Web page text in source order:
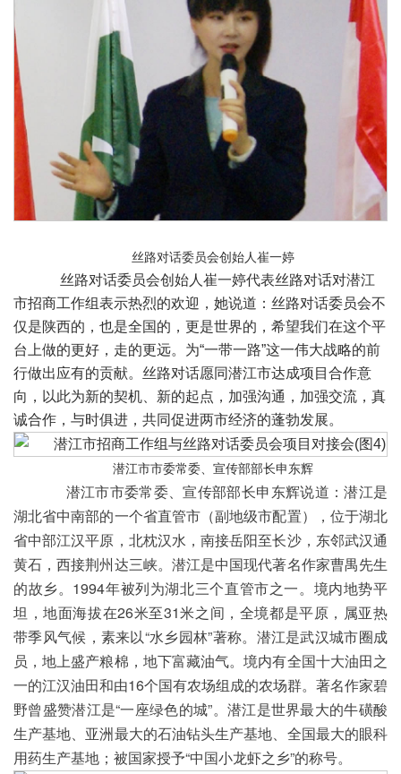
丝路对话委员会创始人崔一婷
丝路对话委员会创始人崔一婷代表丝路对话对潜江
市招商工作组表示热烈的欢迎，她说道：丝路对话委员会不
仅是陕西的，也是全国的，更是世界的，希望我们在这个平
台上做的更好，走的更远。为“一带一路”这一伟大战略的前
行做出应有的贡献。丝路对话愿同潜江市达成项目合作意
向，以此为新的契机、新的起点，加强沟通，加强交流，真
诚合作，与时俱进，共同促进两市经济的蓬勃发展。
潜江市市委常委、宣传部部长申东辉
潜江市市委常委、宣传部部长申东辉说道：潜江是
湖北省中南部的一个省直管市（副地级市配置），位于湖北
省中部江汉平原，北枕汉水，南接岳阳至长沙，东邻武汉通
黄石，西接荆州达三峡。潜江是中国现代著名作家曹禺先生
的故乡。1994年被列为湖北三个直管市之一。境内地势平
坦，地面海拔在26米至31米之间，全境都是平原，属亚热
带季风气候，素来以“水乡园林”著称。潜江是武汉城市圈成
员，地上盛产粮棉，地下富藏油气。境内有全国十大油田之
一的江汉油田和由16个国有农场组成的农场群。著名作家碧
野曾盛赞潜江是“一座绿色的城”。潜江是世界最大的牛磺酸
生产基地、亚洲最大的石油钻头生产基地、全国最大的眼科
用药生产基地；被国家授予“中国小龙虾之乡”的称号。